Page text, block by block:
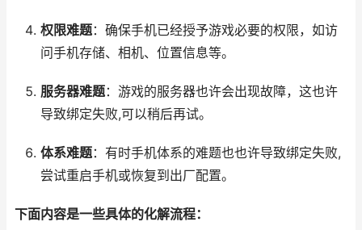
权限难题：确保手机已经授予游戏必要的权限，如访
问手机存储、相机、位置信息等。
服务器难题：游戏的服务器也许会出现故障，这也许
导致绑定失败,可以稍后再试。
体系难题：有时手机体系的难题也也许导致绑定失败,
尝试重启手机或恢复到出厂配置。
下面内容是一些具体的化解流程：